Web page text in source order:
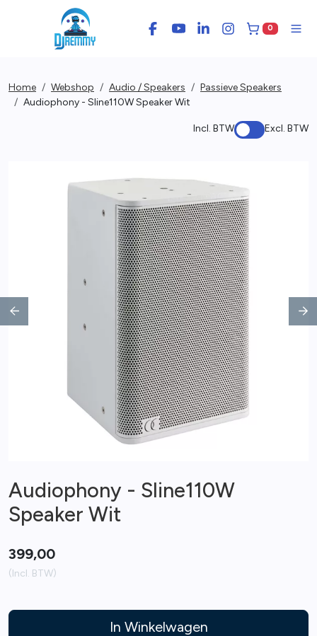
Facebook
YouTubeLinkedInInstagram
0
Home Webshop Audio / Speakers
Passieve Speakers
Audiophony - Sline110W Speaker Wit
Incl. BTW Excl. BTW
Previous
Audiophony - Sline110W
Speaker Wit
399,00
(Incl. BTW)
In Winkelwagen